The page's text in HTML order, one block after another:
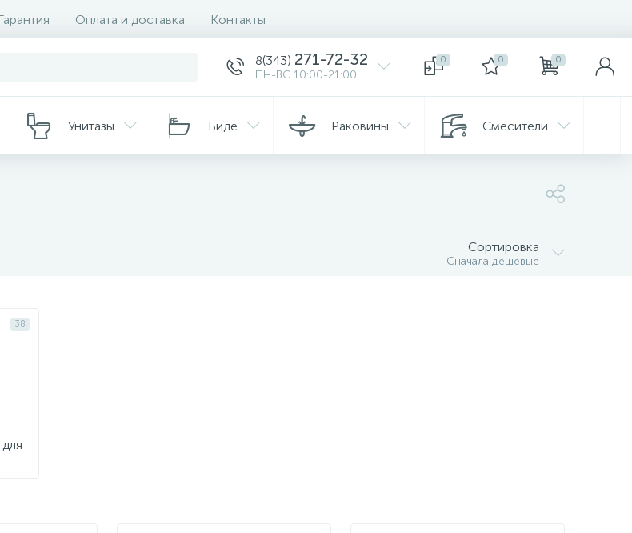
Оплата и доставка Контакты
8(343) 271-72-32
ПН-ВС 10:00-21:00
0 0 0
Унитазы Биде Раковины Смесители
Сортировка
Сначала дешевые
38